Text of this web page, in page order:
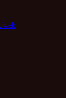
web